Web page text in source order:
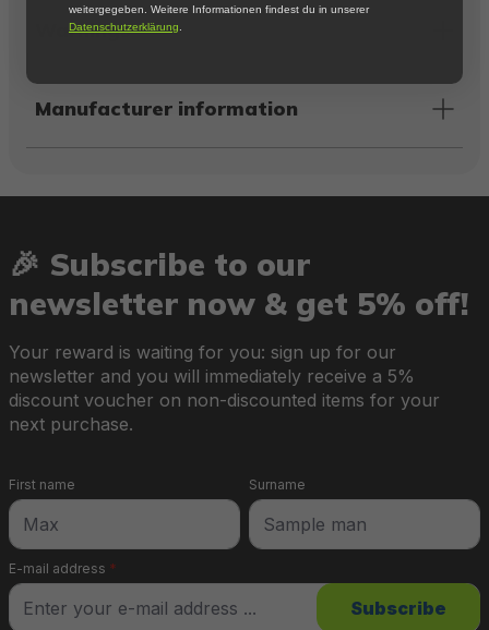
Warnings
Manufacturer information
🎉 Subscribe to our
newsletter now & get 5% off!
Your reward is waiting for you: sign up for our
newsletter and you will immediately receive a 5%
discount voucher on non-discounted items for your
next purchase.
E-mail address *
First name Surname
Subscribe
weitergegeben. Weitere Informationen findest du in unserer
Datenschutzerklärung